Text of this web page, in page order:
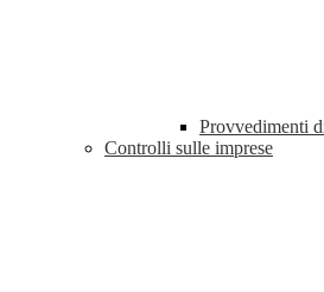
Provvedimenti
Controlli sulle imprese